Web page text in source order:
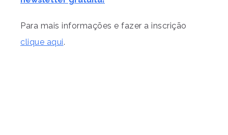
Para mais informações e fazer a inscrição
clique aqui.